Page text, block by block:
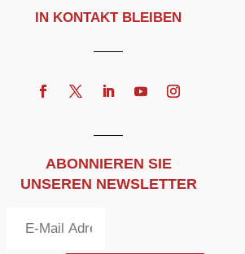
IN KONTAKT BLEIBEN
ABONNIEREN SIE
UNSEREN NEWSLETTER